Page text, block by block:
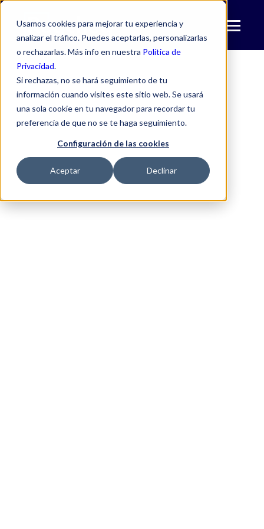
Usamos cookies para mejorar tu experiencia y
analizar el tráfico. Puedes aceptarlas, personalizarlas
o rechazarlas. Más info en nuestra Política de
Privacidad.
Si rechazas, no se hará seguimiento de tu
información cuando visites este sitio web. Se usará
una sola cookie en tu navegador para recordar tu
preferencia de que no se te haga seguimiento.
Configuración de las cookies
Aceptar Declinar